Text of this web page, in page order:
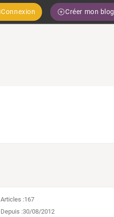
Connexion Créer mon blog
Articles :167
Depuis :30/08/2012